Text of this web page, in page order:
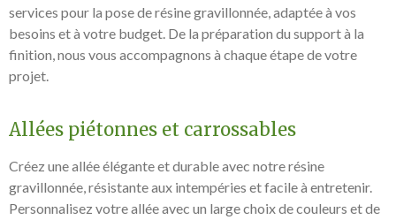
services pour la pose de résine gravillonnée, adaptée à vos
besoins et à votre budget. De la préparation du support à la
finition, nous vous accompagnons à chaque étape de votre
projet.
Allées piétonnes et carrossables
Créez une allée élégante et durable avec notre résine
gravillonnée, résistante aux intempéries et facile à entretenir.
Personnalisez votre allée avec un large choix de couleurs et de